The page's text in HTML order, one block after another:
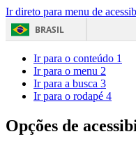
Ir direto para menu de
BRASIL
Ir para o conteúdo 1
Ir para o menu 2
Ir para a busca 3
Ir para o rodapé 4
Opções de